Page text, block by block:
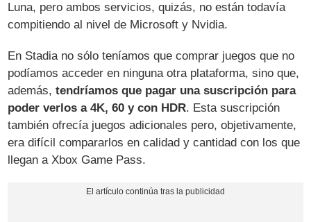
Luna, pero ambos servicios, quizás, no están todavía
compitiendo al nivel de Microsoft y Nvidia.
En Stadia no sólo teníamos que comprar juegos que no
podíamos acceder en ninguna otra plataforma, sino que,
además,tendríamos que pagar una suscripción para
poder verlos a 4K, 60 y con HDR. Esta suscripción
también ofrecía juegos adicionales pero, objetivamente,
era difícil compararlos en calidad y cantidad con los que
llegan a Xbox Game Pass.